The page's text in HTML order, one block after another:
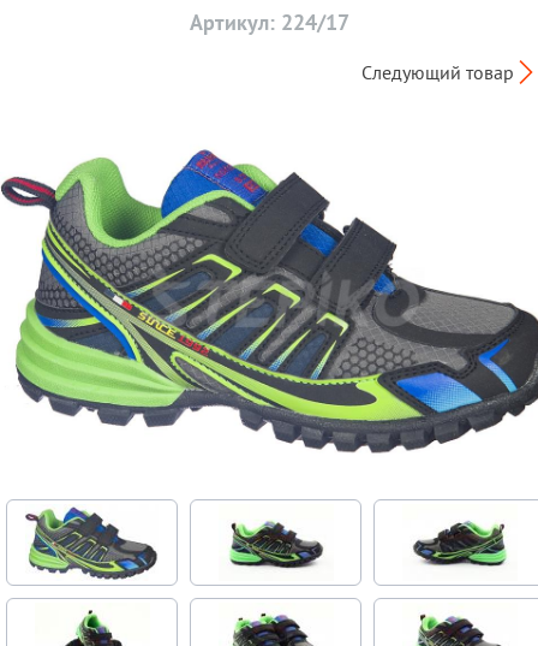
Артикул: 224/17
Следующий товар